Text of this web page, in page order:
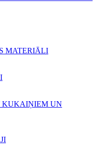
MATERIĀLI
KUKAIŅIEM UN